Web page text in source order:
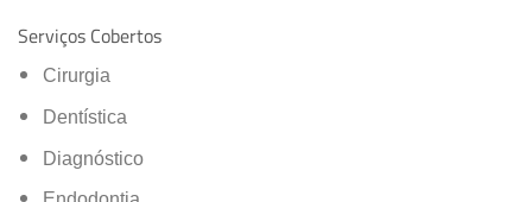
Serviços Cobertos
Cirurgia
Dentística
Diagnóstico